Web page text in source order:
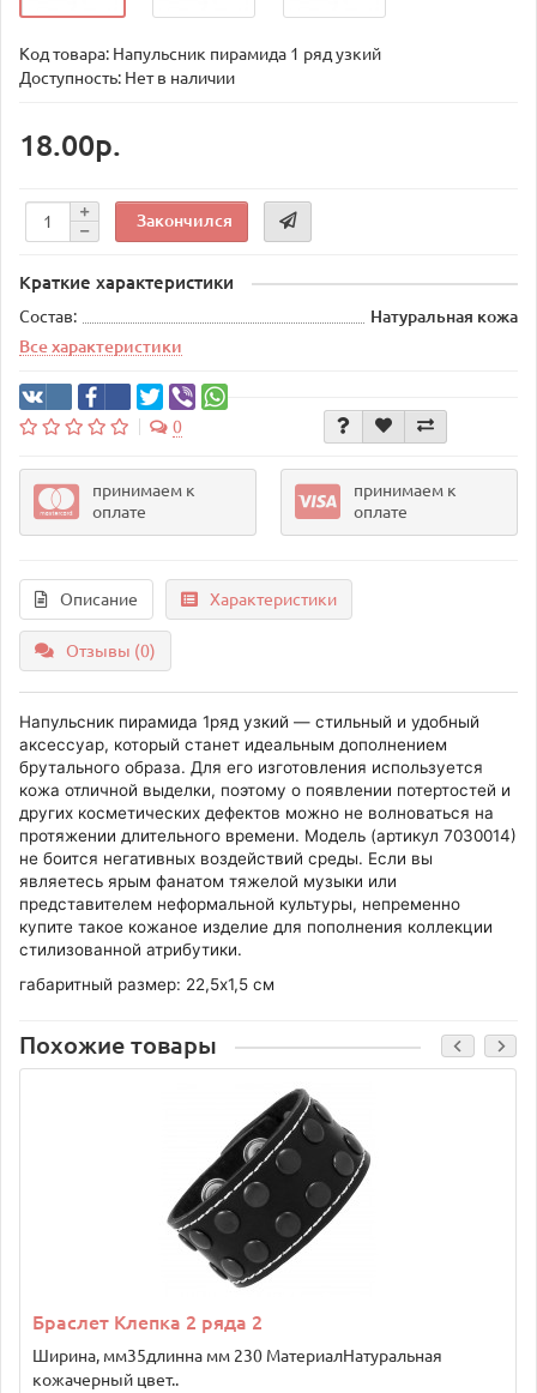
Код товара: Напульсник пирамида 1 ряд узкий
Доступность: Нет в наличии
18.00р.
Закончился
Краткие характеристики
Состав:
Натуральная кожа
Все характеристики
0
принимаем к
оплате
принимаем к
оплате
Описание Характеристики
Отзывы (0)
Напульсник пирамида 1ряд узкий — стильный и удобный
аксессуар, который станет идеальным дополнением
брутального образа. Для его изготовления используется
кожа отличной выделки, поэтому о появлении потертостей и
других косметических дефектов можно не волноваться на
протяжении длительного времени. Модель (артикул 7030014)
не боится негативных воздействий среды. Если вы
являетесь ярым фанатом тяжелой музыки или
представителем неформальной культуры, непременно
купите такое кожаное изделие для пополнения коллекции
стилизованной атрибутики.
габаритный размер: 22,5х1,5 см
Похожие товары
Браслет Клепка 2 ряда 2
Ширина, мм35длинна мм 230 МатериалНатуральная
кожачерный цвет..